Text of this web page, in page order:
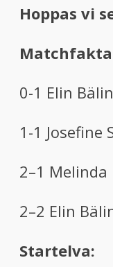
Hoppas vi
0-1 Elin
1-1 Josefine
2–1 Melinda
2–2 Elin
Startelva: